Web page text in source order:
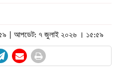
| আপডেট: ৭ জুলাই ২০২৬ । ১৫:৫৯